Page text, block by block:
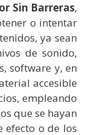
Sin Barreras,
o intentar
ya sean
de sonido,
software y, en
accesible
empleando
que se hayan
efecto o de los